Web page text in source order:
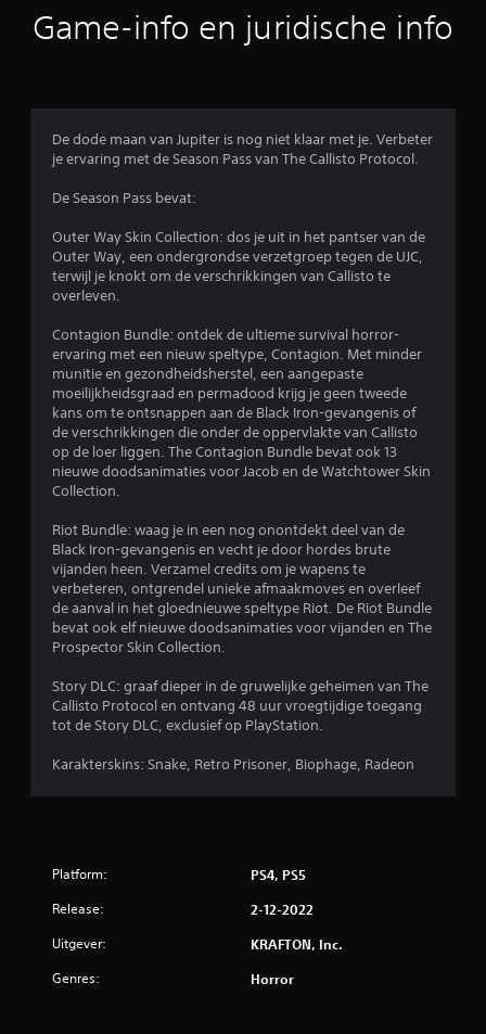
b
o
o
e
i
n
g
4
6
6
/
s
e
Game-info en juridische info
De dode maan van Jupiter is nog niet klaar met je. Verbeter
je ervaring met de Season Pass van The Callisto Protocol.
De Season Pass bevat:
Outer Way Skin Collection: dos je uit in het pantser van de
Outer Way, een ondergrondse verzetgroep tegen de UJC,
terwijl je knokt om de verschrikkingen van Callisto te
overleven.
Contagion Bundle: ontdek de ultieme survival horror-
ervaring met een nieuw speltype, Contagion. Met minder
munitie en gezondheidsherstel, een aangepaste
moeilijkheidsgraad en permadood krijg je geen tweede
kans om te ontsnappen aan de Black Iron-gevangenis of
de verschrikkingen die onder de oppervlakte van Callisto
op de loer liggen. The Contagion Bundle bevat ook 13
nieuwe doodsanimaties voor Jacob en de Watchtower Skin
Collection.
Riot Bundle: waag je in een nog onontdekt deel van de
Black Iron-gevangenis en vecht je door hordes brute
vijanden heen. Verzamel credits om je wapens te
verbeteren, ontgrendel unieke afmaakmoves en overleef
de aanval in het gloednieuwe speltype Riot. De Riot Bundle
bevat ook elf nieuwe doodsanimaties voor vijanden en The
Prospector Skin Collection.
Story DLC: graaf dieper in de gruwelijke geheimen van The
Callisto Protocol en ontvang 48 uur vroegtijdige toegang
tot de Story DLC, exclusief op PlayStation.
Karakterskins: Snake, Retro Prisoner, Biophage, Radeon
Platform: PS4, PS5
Release: 2-12-2022
Uitgever: KRAFTON, Inc.
Genres: Horror